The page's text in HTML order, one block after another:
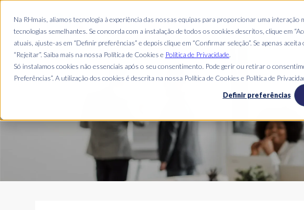
Na RHmais, aliamos tecnologia à experiência das nossas equipas para proporcionar uma interação
tecnologias semelhantes. Se concorda com a instalação de todos os cookies descritos, clique em
atuais, ajuste-as em “Definir preferências” e depois clique em “Confirmar seleção”. Se apenas
“Rejeitar”. Saiba mais na nossa Política de Cookies e Política de Privacidade.
Só instalamos cookies não essenciais após o seu consentimento. Pode gerir ou retirar o
Preferências”. A utilização dos cookies é descrita na nossa Política de Cookies e Política de
Definir preferências
EMPRESAS QUEM SOMOS O